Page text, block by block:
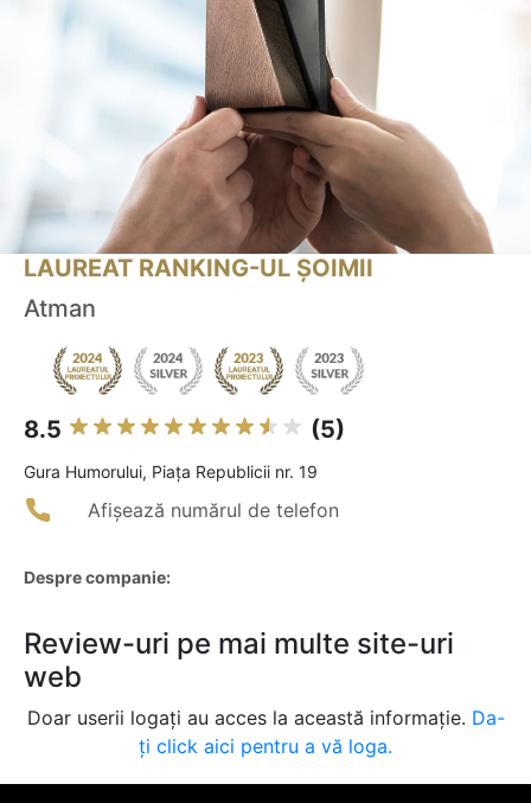
LAUREAT RANKING-UL ȘOIMII
Atman
8.5 (5)
Gura Humorului, Piața Republicii nr. 19
Afișează numărul de telefon
Despre companie:
Review-uri pe mai multe site-uri
web
Doar userii logați au acces la această informație. Da-
ți click aici pentru a vă loga.